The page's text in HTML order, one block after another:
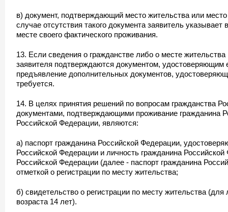
в) документ, подтверждающий место жительства или
случае отсутствия такого документа заявитель указывает
месте своего фактического проживания.
13. Если сведения о гражданстве либо о месте
заявителя подтверждаются документом, удостоверяющим
предъявление дополнительных документов,
требуется.
14. В целях принятия решений по вопросам гражданства
документами, подтверждающими проживание гражданина
Российской Федерации, являются:
а) паспорт гражданина Российской Федерации,
Российской Федерации и личность гражданина
Российской Федерации (далее - паспорт гражданина
отметкой о регистрации по месту жительства;
б) свидетельство о регистрации по месту жительства (для
возраста 14 лет).